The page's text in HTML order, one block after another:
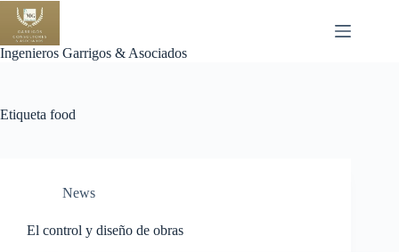
Saltar
contenido
Ingenieros Garrigos & Asociados
Etiqueta food
News
El control y diseño de obras